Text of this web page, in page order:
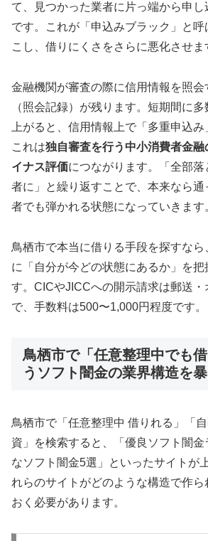
て、見つかった業者に片っ端から申
です。これが「申込みブラック」と
こし、借りにくさをさらに悪化させま
金融機関が審査の際に信用情報を照
（照会記録）が残ります。短期間に
上がると、信用情報上で「多重申込み
これは独自審査を行う中小消費者金
イナス評価につながります。「全部
者に」と繰り返すことで、本来なら
者でも弾かれる状態になっていきます
鳥栖市で本当に借りる手段を探すな
に「自分が今どの状態にあるか」を
す。CICやJICCへの開示請求は郵送
で、手数料は500〜1,000円程度です。
鳥栖市で「任意整理中でも
うソフト闇金の業界構造を暴
鳥栖市で「任意整理中 借りれる」「
資」を検索すると、「優良ソフト闇
なソフト闇金5選」といったサイトが
れらのサイトがどのような構造で作
おく必要があります。